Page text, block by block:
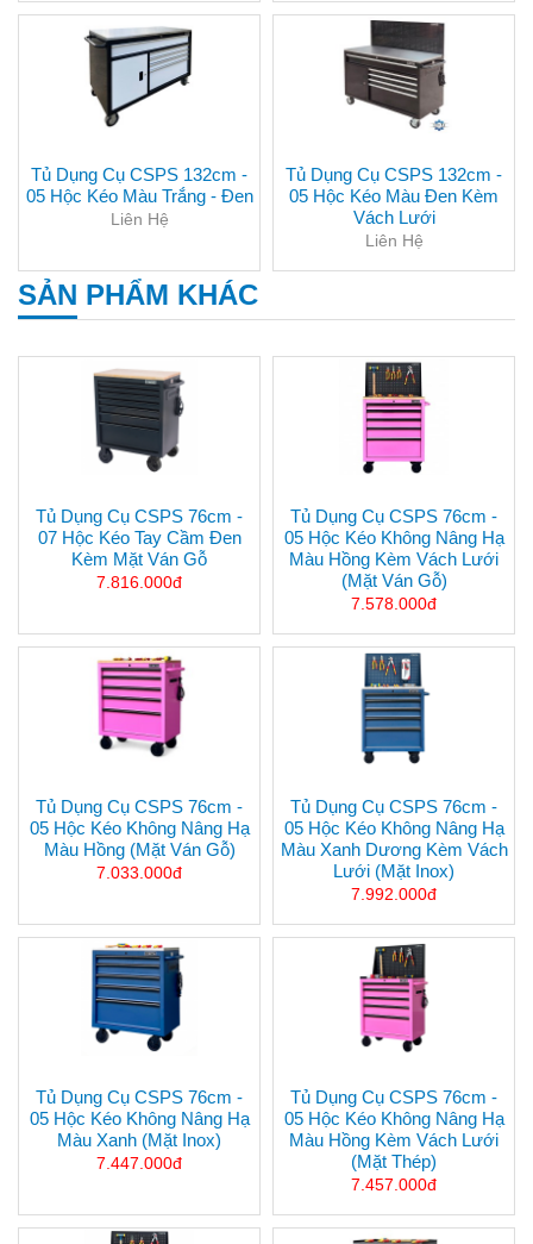
Tủ Dụng Cụ CSPS 132cm -
05 Hộc Kéo Màu Trắng - Đen
Liên Hệ
Tủ Dụng Cụ CSPS 132cm -
05 Hộc Kéo Màu Đen Kèm
Vách Lưới
Liên Hệ
SẢN PHẨM KHÁC
Tủ Dụng Cụ CSPS 76cm -
07 Hộc Kéo Tay Cầm Đen
Kèm Mặt Ván Gỗ
7.816.000đ
Tủ Dụng Cụ CSPS 76cm -
05 Hộc Kéo Không Nâng Hạ
Màu Hồng Kèm Vách Lưới
(mặt Ván Gỗ)
7.578.000đ
Tủ Dụng Cụ CSPS 76cm -
05 Hộc Kéo Không Nâng Hạ
Màu Hồng (mặt Ván Gỗ)
7.033.000đ
Tủ Dụng Cụ CSPS 76cm -
05 Hộc Kéo Không Nâng Hạ
Màu Xanh Dương Kèm Vách
Lưới (mặt Inox)
7.992.000đ
Tủ Dụng Cụ CSPS 76cm -
05 Hộc Kéo Không Nâng Hạ
Màu Xanh (mặt Inox)
7.447.000đ
Tủ Dụng Cụ CSPS 76cm -
05 Hộc Kéo Không Nâng Hạ
Màu Hồng Kèm Vách Lưới
(mặt Thép)
7.457.000đ